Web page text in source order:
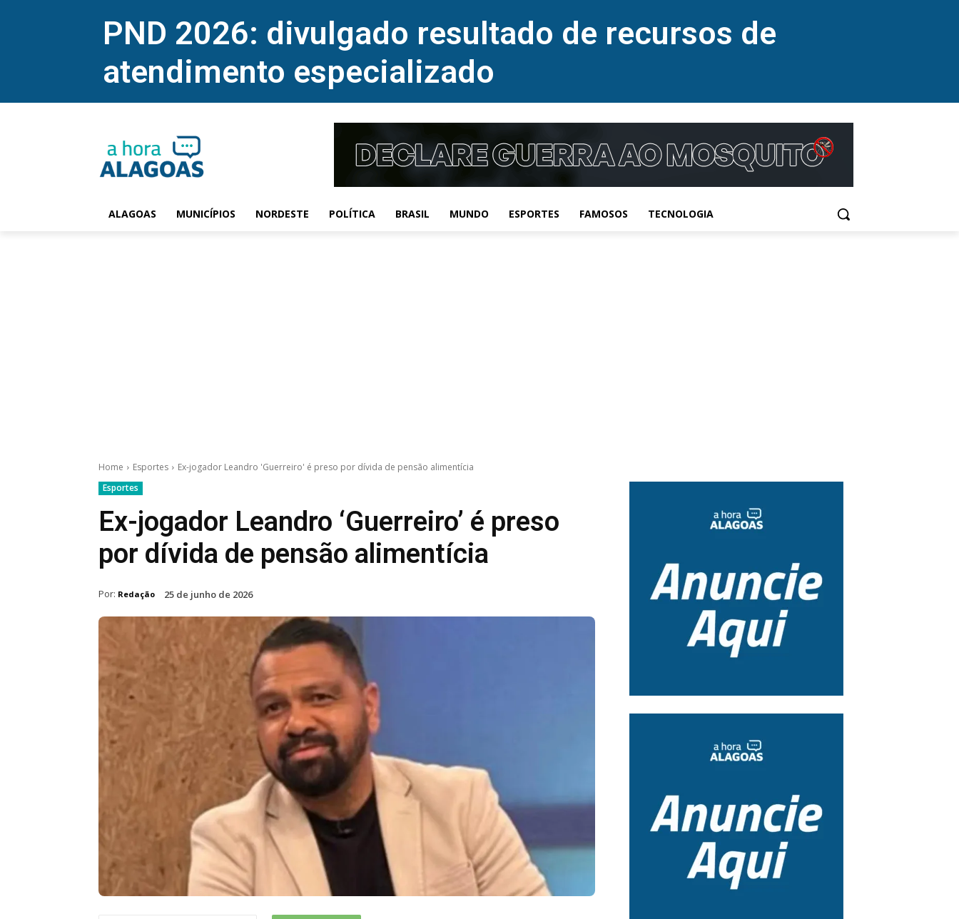
PND 2026: divulgado resultado de recursos de
atendimento especializado
ALAGOAS MUNICÍPIOS NORDESTE POLÍTICA BRASIL MUNDO ESPORTES FAMOSOS TECNOLOGIA
Home Esportes
Ex-jogador Leandro 'Guerreiro' é preso por dívida de pensão alimentícia
Esportes
Ex-jogador Leandro ‘Guerreiro’ é preso
por dívida de pensão alimentícia
Por: Redação 25 de junho de 2026